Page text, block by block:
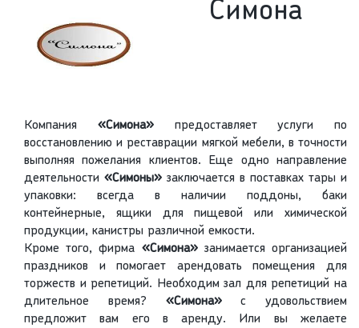
Симона
Компания «Симона»предоставляет услуги по
восстановлению и реставрации мягкой мебели, в точности
выполняя пожелания клиентов. Еще одно направление
деятельности «Симоны» заключается в поставках тары и
упаковки: всегда в наличии поддоны, баки
контейнерные, ящики для пищевой или химической
продукции, канистры различной емкости.
Кроме того, фирма «Симона» занимается организацией
праздников и помогает арендовать помещения для
торжеств и репетиций. Необходим зал для репетиций на
длительное время? «Симона»с удовольствием
предложит вам его в аренду. Или вы желаете